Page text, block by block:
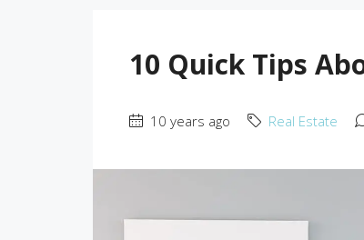
10 Quick Tips
10 years ago Real Estate